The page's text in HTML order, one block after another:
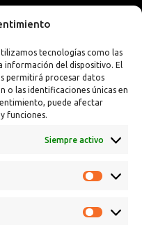
tecnologías como las
información del dispositivo. El
permitirá procesar datos
o las identificaciones únicas en
puede afectar
funciones.
Siempre activo